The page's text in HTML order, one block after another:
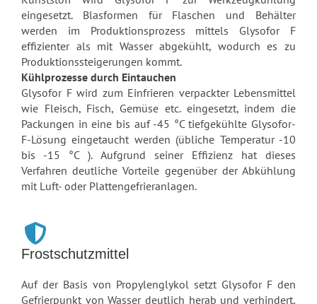
eingesetzt. Blasformen für Flaschen und Behälter
werden im Produktionsprozess mittels Glysofor F
effizienter als mit Wasser abgekühlt, wodurch es zu
Produktionssteigerungen kommt.
Kühlprozesse durch Eintauchen
Glysofor F wird zum Einfrieren verpackter Lebensmittel
wie Fleisch, Fisch, Gemüse etc. eingesetzt, indem die
Packungen in eine bis auf -45 °C tiefgekühlte Glysofor-
F-Lösung eingetaucht werden (übliche Temperatur -10
bis -15 °C ). Aufgrund seiner Effizienz hat dieses
Verfahren deutliche Vorteile gegenüber der Abkühlung
mit Luft- oder Plattengefrieranlagen.
Frostschutzmittel
Auf der Basis von Propylenglykol setzt Glysofor F den
Gefrierpunkt von Wasser deutlich herab und verhindert,